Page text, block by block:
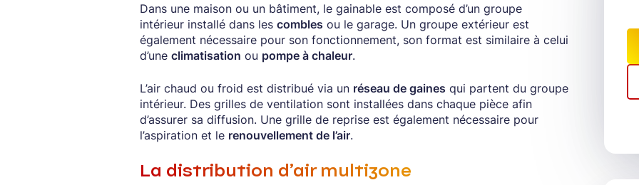
Dans une maison ou un bâtiment, le gainable est composé d’un groupe
intérieur installé dans les combles ou le garage. Un groupe extérieur est
également nécessaire pour son fonctionnement, son format est similaire à celui
d’une climatisation ou pompe à chaleur.
L’air chaud ou froid est distribué via un réseau de gaines qui partent du groupe
intérieur. Des grilles de ventilation sont installées dans chaque pièce afin
d’assurer sa diffusion. Une grille de reprise est également nécessaire pour
l’aspiration et le renouvellement de l’air.
La distribution d’air multizone